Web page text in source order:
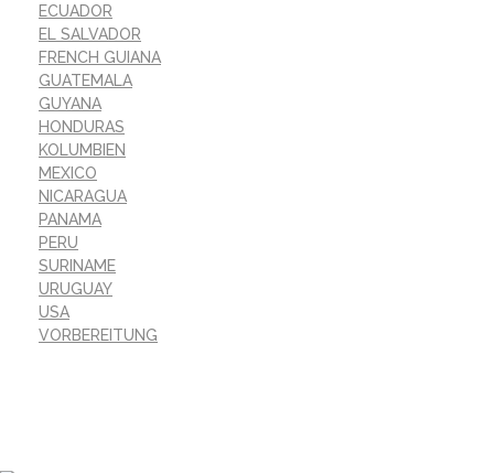
ECUADOR
EL SALVADOR
FRENCH GUIANA
GUATEMALA
GUYANA
HONDURAS
KOLUMBIEN
MEXICO
NICARAGUA
PANAMA
PERU
SURINAME
URUGUAY
USA
VORBEREITUNG